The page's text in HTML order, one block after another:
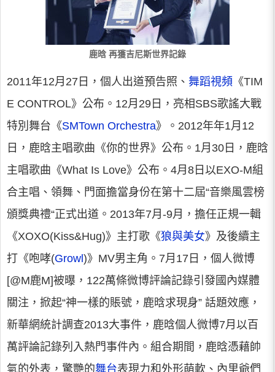
鹿晗 再獲吉尼斯世界記錄
2011年12月27日，個人出道預告照、 舞蹈視頻 《TIM
E CONTROL》公布。12月29日，亮相SBS歌謠大戰
特別舞台《SMTown Orchestra》。2012年年1月12
日，鹿晗主唱歌曲《你的世界》公布。1月30日，鹿晗
主唱歌曲《What Is Love》公布。4月8日以EXO-M組
合主唱、領舞、門面擔當身份在第十二屆“音樂風雲榜
頒獎典禮“正式出道。2013年7月-9月，擔任正規一輯
《XOXO(Kiss&Hug)》主打歌《狼與美女》及後續主
打《咆哮(Growl )》MV男主角。7月17日，個人微博
[@M鹿M]被曝，122萬條微博評論記錄引發國內媒體
關注，掀起“神一樣的賬號，鹿晗求現身” 話題效應，
新華網統計調查2013大事件，鹿晗個人微博7月以百
萬評論記錄列入熱門事件內。組合期間，鹿晗憑藉帥
氣的外表，驚艷的舞台表現力和外形萌軟、內里爺們